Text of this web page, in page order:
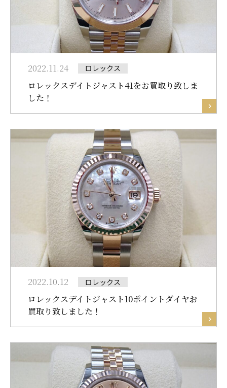
2022.11.24 ロレックス
ロレックスデイトジャスト41をお買取り致しま
した！
2022.10.12 ロレックス
ロレックスデイトジャスト10ポイントダイヤお
買取り致しました！